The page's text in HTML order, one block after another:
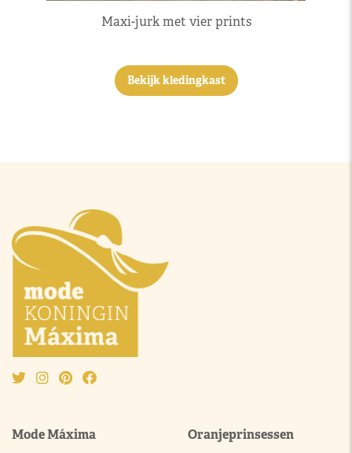
Maxi-jurk met vier prints
Bekijk kledingkast
Mode Máxima Oranjeprinsessen